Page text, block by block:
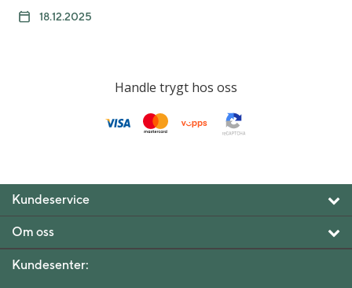
18.12.2025
Handle trygt hos oss
Kundeservice
Om oss
Kundesenter: